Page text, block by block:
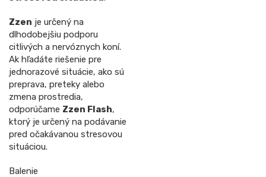
Zzen je určený na
dlhodobejšiu podporu
citlivých a nervóznych koní.
Ak hľadáte riešenie pre
jednorazové situácie, ako sú
preprava, preteky alebo
zmena prostredia,
odporúčame Zzen Flash,
ktorý je určený na podávanie
pred očakávanou stresovou
situáciou.
Balenie